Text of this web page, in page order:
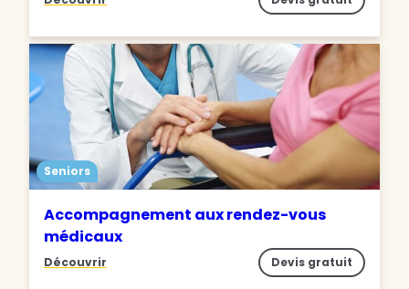
Seniors
Accompagnement aux rendez-vous
médicaux
Découvrir Devis gratuit